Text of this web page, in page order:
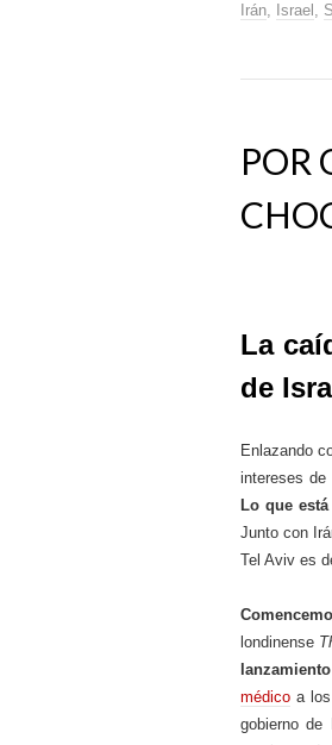
Irán, Israel ,
POR
La
de
Enlazando
intereses
Lo que
Junto con
Tel Aviv es
londinense
médico a
gobierno de